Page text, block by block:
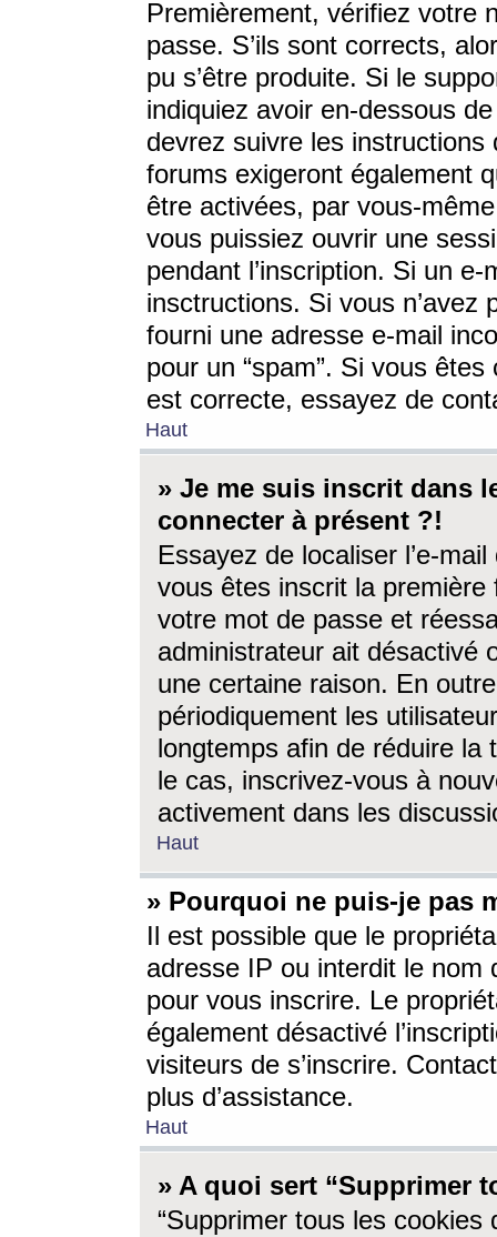
Premièrement, vérifiez votre
passe. S’ils sont corrects,
pu s’être produite. Si le
indiquiez avoir en-dessous
devrez suivre les
forums exigeront également
être activées, par vous-
vous puissiez ouvrir une
pendant l’inscription. Si un
insctructions. Si vous n’avez
fourni une adresse e-mail
pour un “spam”. Si vous
est correcte, essayez de
Haut
» Je me suis inscrit dans
connecter à présent ?!
Essayez de localiser l’e-
vous êtes inscrit la première
votre mot de passe et
administrateur ait désactivé
une certaine raison. En
périodiquement les
longtemps afin de réduire la
le cas, inscrivez-vous à
activement dans les
Haut
» Pourquoi ne puis-je pas
Il est possible que le
adresse IP ou interdit le nom
pour vous inscrire. Le
également désactivé
visiteurs de s’inscrire.
plus d’assistance.
Haut
» A quoi sert “Supprimer
“Supprimer tous les cookies